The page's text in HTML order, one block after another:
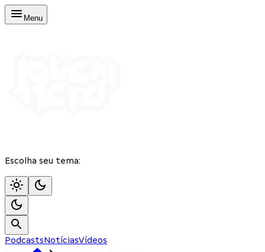
Menu
Escolha seu tema:
PodcastsNotíciasVídeos